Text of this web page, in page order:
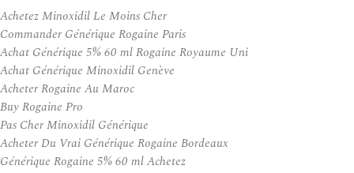
Achetez Minoxidil Le Moins Cher
Commander Générique Rogaine Paris
Achat Générique 5% 60 ml Rogaine Royaume Uni
Achat Générique Minoxidil Genève
Acheter Rogaine Au Maroc
Buy Rogaine Pro
Pas Cher Minoxidil Générique
Acheter Du Vrai Générique Rogaine Bordeaux
Générique Rogaine 5% 60 ml Achetez